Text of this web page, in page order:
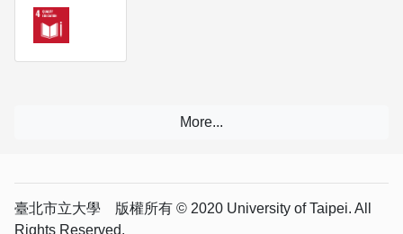
臺北市立大學 版權所有 © 2020 University of Taipei. All
Rights Reserved.